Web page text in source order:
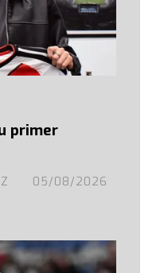
primer
05/08/2026